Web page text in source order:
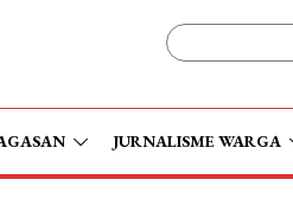
JURNALISME WARGA